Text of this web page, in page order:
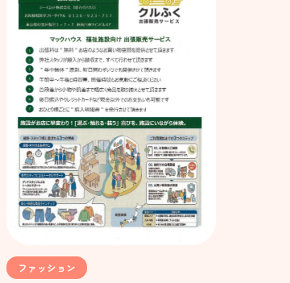
ファッション